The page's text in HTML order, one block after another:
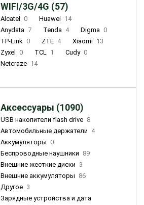
WIFI/3G/4G (57)
Alcatel 0 Huawei 14
Anydata 7 Tenda 4 Digma 0
TP-Link 0 ZTE 4 Xiaomi 13
Zyxel
0 TCL 1 Cudy 0
Netcraze 14
Аксессуары (1090)
USB накопители flash drive 8
Автомобильные держатели 4
Аккумуляторы 0
Беспроводные наушники 89
Внешние жесткие диски 3
Внешние аккумуляторы 86
Другое 3
Зарядные устройства и дата